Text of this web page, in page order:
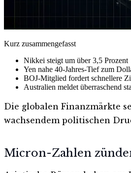
Kurz zusammengefasst
Nikkei steigt um über 3,5 Prozent
Yen nahe 40-Jahres-Tief zum
BOJ-Mitglied fordert schnellere
Australien meldet überraschend
Die globalen Finanzmärkte
wachsendem politischen
Micron-Zahlen